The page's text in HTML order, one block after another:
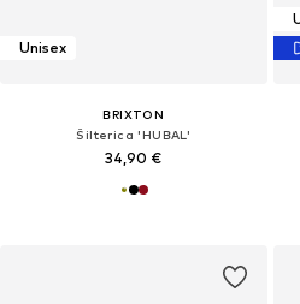
Unisex
BRIXTON
Šilterica 'HUBAL'
34,90 €